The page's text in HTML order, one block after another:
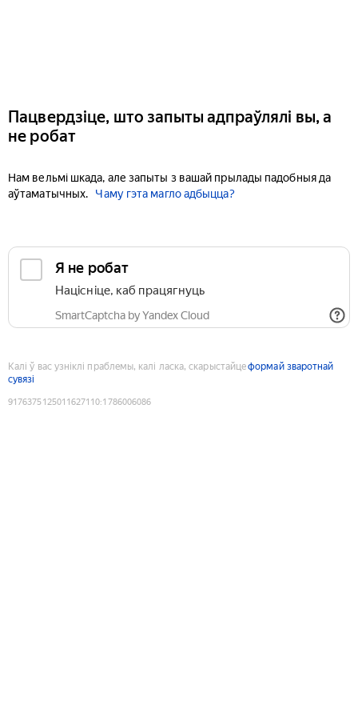
Пацвердзіце, што запыты адпраўлялі вы, а
не робат
Нам вельмі шкада, але запыты з вашай прылады падобныя да
аўтаматычных.
Чаму гэта магло адбыцца?
Я не робат
Націсніце, каб працягнуць
SmartCaptcha by Yandex Cloud
Калі ў вас узніклі праблемы, калі ласка, скарыстайцеформай зваротнай
сувязі
9176375125011627110:1786006086